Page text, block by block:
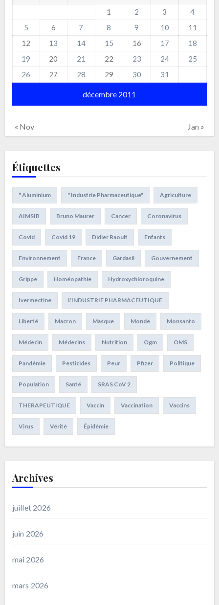
décembre 2011
1
2 3
4
5
6 7 8 9 10
11
12
13 14 15 16 17
18
19
20 21 22 23 24
25
26
27 28 29 30 31
« Nov Jan »
Étiquettes
" Aluminium " Industrie Pharmaceutique" Agriculture
AIMSIB Bruno Maurer Cancer Coronavirus
Covid Covid 19 Didier Raoult Enfants
Environnement France Gardasil Gouvernement
Grippe Homéopathie Hydroxychloroquine
Ivermectine L'INDUSTRIE PHARMACEUTIQUE
Liberté Macron Masque Monde Monsanto
Médecin Médecins Nutrition Ogm OMS
Pandémie Pesticides Peur Pfizer Politique
Population Santé SRAS CoV 2
THERAPEUTIQUE Vaccin Vaccination Vaccins
Virus Vérité Épidémie
Archives
juillet 2026
juin 2026
mai 2026
mars 2026